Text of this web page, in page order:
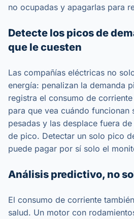
no ocupadas y apagarlas para
Detecte los picos de
que le cuesten
Las compañías eléctricas no
energía: penalizan la demanda
registra el consumo de
para que vea cuándo funcionan
pesadas y las desplace fuera
de pico. Detectar un solo pico
puede pagar por sí solo el
Análisis predictivo, no
El consumo de corriente
salud. Un motor con